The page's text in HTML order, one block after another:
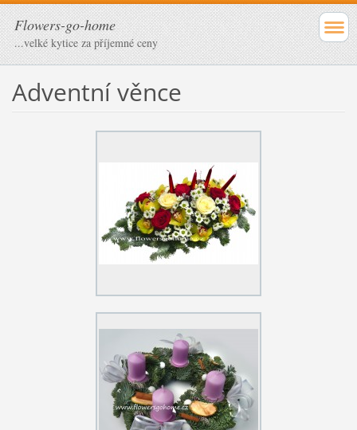
Flowers-go-home
...velké kytice za příjemné ceny
Adventní věnce